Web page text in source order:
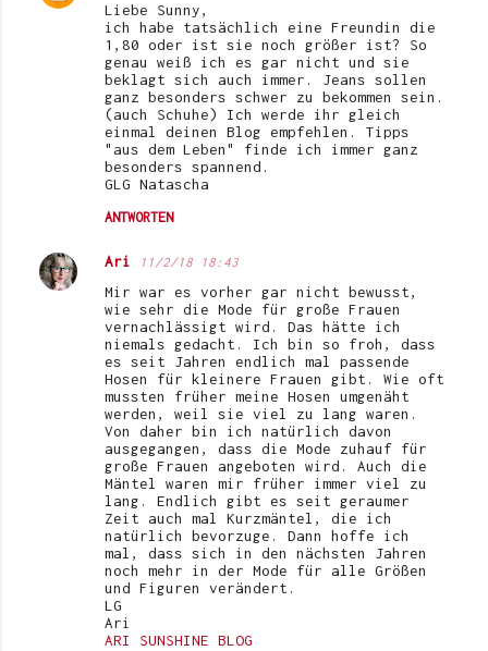
Liebe Sunny,
ich habe tatsächlich eine Freundin die
1,80 oder ist sie noch größer ist? So
genau weiß ich es gar nicht und sie
beklagt sich auch immer. Jeans sollen
ganz besonders schwer zu bekommen sein.
(auch Schuhe) Ich werde ihr gleich
einmal deinen Blog empfehlen. Tipps
"aus dem Leben" finde ich immer ganz
besonders spannend.
GLG Natascha
ANTWORTEN
Ari 11/2/18 18:43
Mir war es vorher gar nicht bewusst,
wie sehr die Mode für große Frauen
vernachlässigt wird. Das hätte ich
niemals gedacht. Ich bin so froh, dass
es seit Jahren endlich mal passende
Hosen für kleinere Frauen gibt. Wie oft
mussten früher meine Hosen umgenäht
werden, weil sie viel zu lang waren.
Von daher bin ich natürlich davon
ausgegangen, dass die Mode zuhauf für
große Frauen angeboten wird. Auch die
Mäntel waren mir früher immer viel zu
lang. Endlich gibt es seit geraumer
Zeit auch mal Kurzmäntel, die ich
natürlich bevorzuge. Dann hoffe ich
mal, dass sich in den nächsten Jahren
noch mehr in der Mode für alle Größen
und Figuren verändert.
LG
Ari
ARI SUNSHINE BLOG